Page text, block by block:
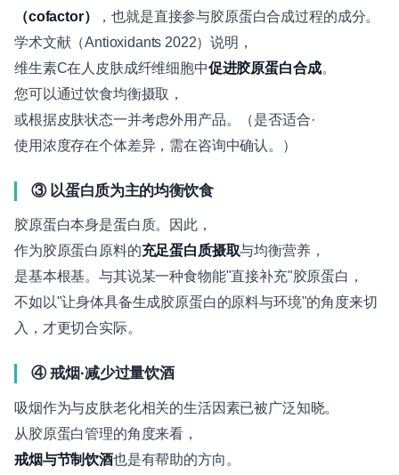
（cofactor）
，也就是直接参与胶原蛋白合成过程的成分。
学术文献（Antioxidants 2022）说明，
维生素C在人皮肤成纤维细胞中促进胶原蛋白合成。
您可以通过饮食均衡摄取，
或根据皮肤状态一并考虑外用产品。（是否适合·
使用浓度存在个体差异，需在咨询中确认。）
③ 以蛋白质为主的均衡饮食
胶原蛋白本身是蛋白质。因此，
作为胶原蛋白原料的充足蛋白质摄取与均衡营养，
是基本根基。与其说某一种食物能"直接补充"胶原蛋白，
不如以"让身体具备生成胶原蛋白的原料与环境"的角度来切
入，才更切合实际。
④ 戒烟·减少过量饮酒
吸烟作为与皮肤老化相关的生活因素已被广泛知晓。
从胶原蛋白管理的角度来看，
戒烟与节制饮酒也是有帮助的方向。